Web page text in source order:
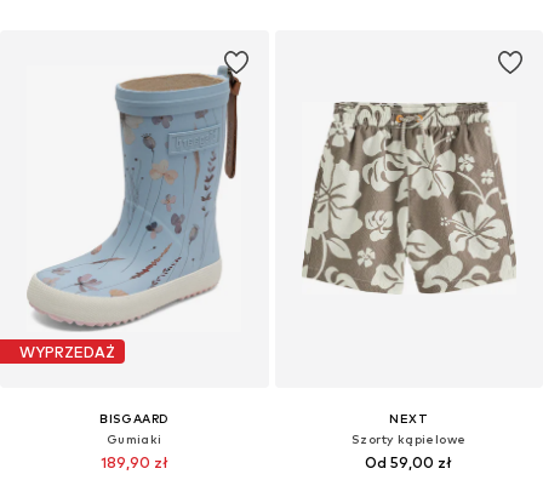
WYPRZEDAŻ
BISGAARD
Gumiaki
189,90 zł
NEXT
Szorty kąpielowe
Od 59,00 zł